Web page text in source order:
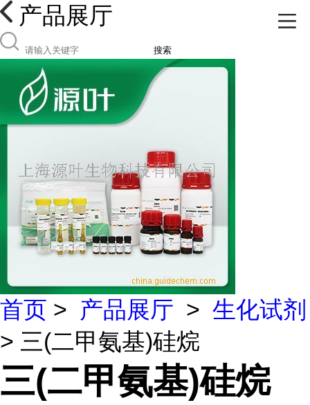
产品展厅
搜索
首页 > 产品展厅 > 生化试剂
> 三(二甲氨基)硅烷
三(二甲氨基)硅烷